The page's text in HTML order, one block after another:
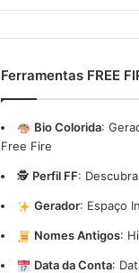
Ferramentas FREE
Bio Colorida:
Free Fire
🕵️ Perfil FF:
Gerador: Espaço
Nomes Antigos:
Data da Conta: